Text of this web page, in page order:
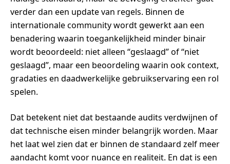
verder dan een update van regels. Binnen de
internationale community wordt gewerkt aan een
benadering waarin toegankelijkheid minder binair
wordt beoordeeld: niet alleen “geslaagd” of “niet
geslaagd”, maar een beoordeling waarin ook context,
gradaties en daadwerkelijke gebruikservaring een rol
spelen.
Dat betekent niet dat bestaande audits verdwijnen of
dat technische eisen minder belangrijk worden. Maar
het laat wel zien dat er binnen de standaard zelf meer
aandacht komt voor nuance en realiteit. En dat is een